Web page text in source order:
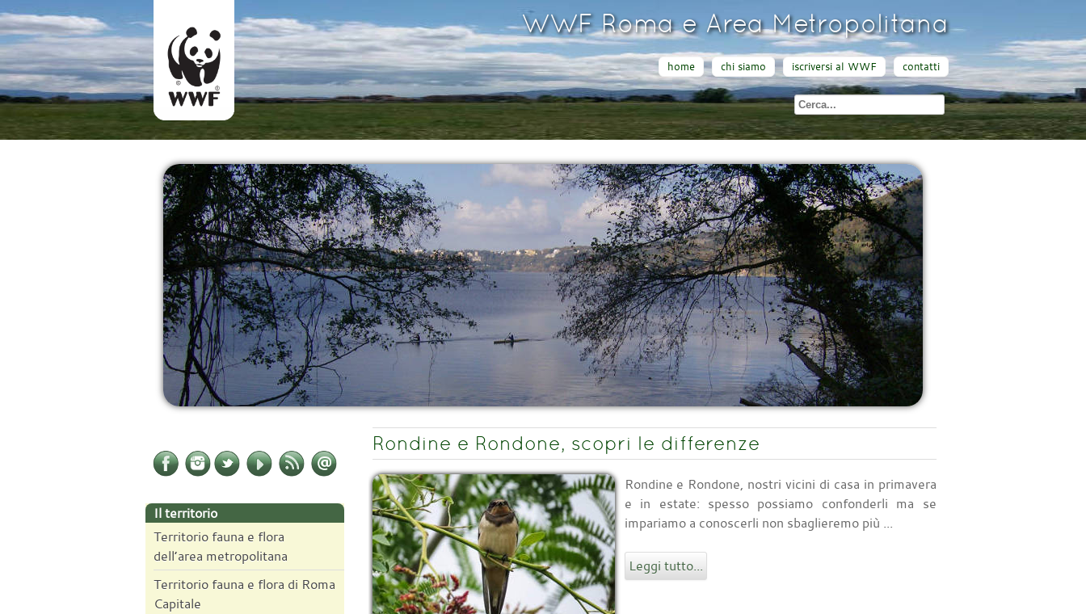
WWF Roma e Area Metropolitana
home chi siamo iscriversi al WWF contatti
Il territorio
Territorio fauna e flora
dell’area metropolitana
Territorio fauna e flora di Roma
Capitale
Rondine e Rondone, scopri le differenze
Rondine e Rondone, nostri vicini di casa in primavera
e in estate: spesso possiamo confonderli ma se
impariamo a conoscerli non sbaglieremo più ...
Leggi tutto...